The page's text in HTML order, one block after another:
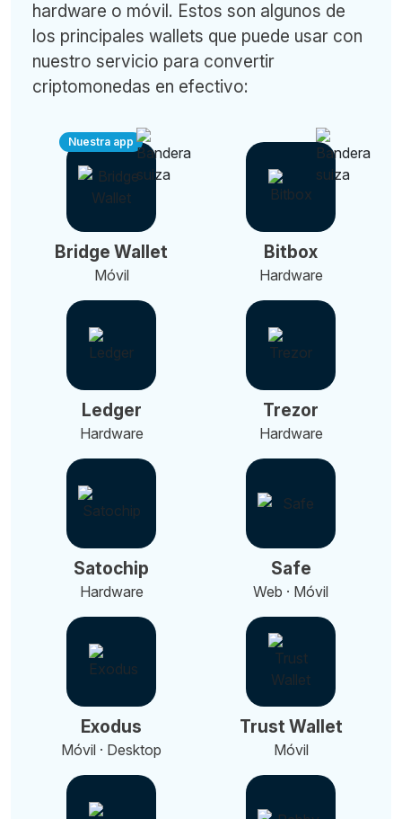
hardware o móvil. Estos son algunos de
los principales wallets que puede usar con
nuestro servicio para convertir
criptomonedas en efectivo:
Nuestra app
Bridge Wallet
Móvil
Bitbox
Hardware
Ledger
Hardware
Trezor
Hardware
Satochip
Hardware
Safe
Web · Móvil
Exodus
Móvil · Desktop
Trust Wallet
Móvil